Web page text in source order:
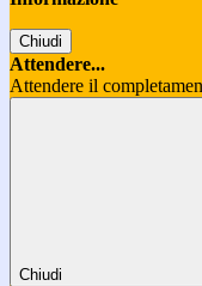
Chiudi
Attendere...
Attendere il
Chiudi